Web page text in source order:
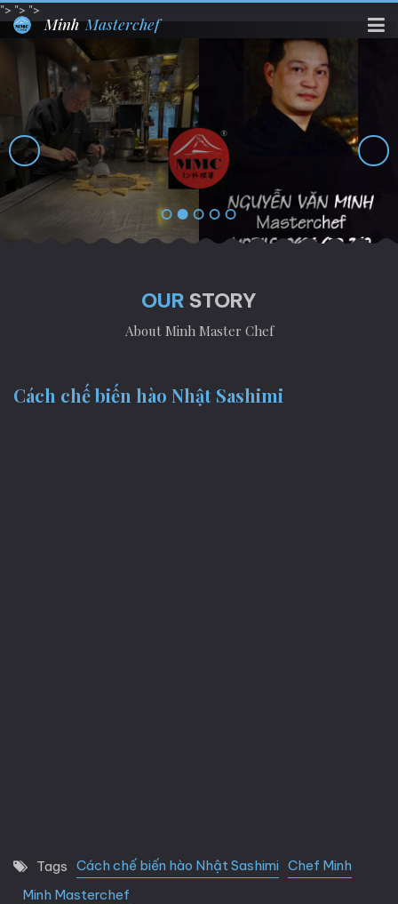
"> "> ">
MinhMasterchef
OUR STORY
About Minh Master Chef
Cách chế biến hào Nhật Sashimi
Tags Cách chế biến hào Nhật Sashimi Chef Minh
Minh Masterchef